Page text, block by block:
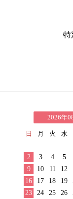
特
2026年
日 月 火 水
2
3 4 5
9
10 11 12
16
17 18 19
23
24 25 26